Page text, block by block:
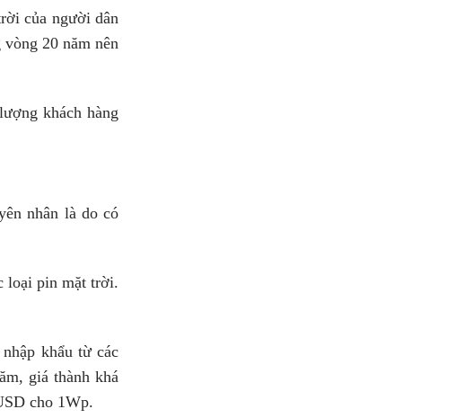
của người dân
20 năm nên
khách hàng
nhân là do có
loại pin mặt trời.
khẩu từ các
giá thành khá
cho 1Wp.